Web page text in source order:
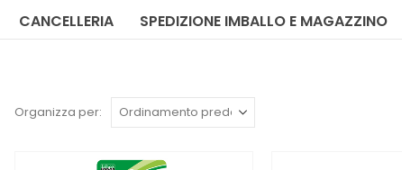
CANCELLERIA SPEDIZIONE IMBALLO E MAGAZZINO
Organizza per: